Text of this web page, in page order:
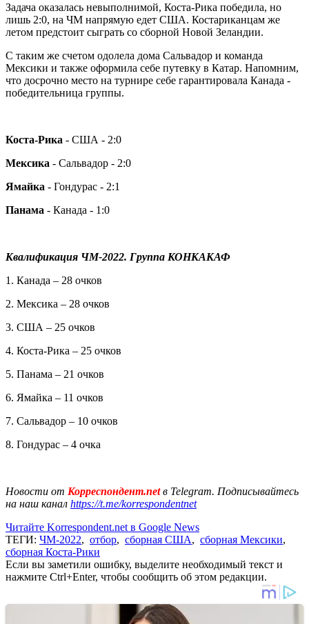
Задача оказалась невыполнимой, Коста-Рика победила, но
лишь 2:0, на ЧМ напрямую едет США. Костариканцам же
летом предстоит сыграть со сборной Новой Зеландии.
С таким же счетом одолела дома Сальвадор и команда
Мексики и также оформила себе путевку в Катар. Напомним,
что досрочно место на турнире себе гарантировала Канада -
победительница группы.
Коста-Рика - США - 2:0
Мексика - Сальвадор - 2:0
Ямайка - Гондурас - 2:1
Панама - Канада - 1:0
Квалификация ЧМ-2022. Группа КОНКАКАФ
1. Канада – 28 очков
2. Мексика – 28 очков
3. США – 25 очков
4. Коста-Рика – 25 очков
5. Панама – 21 очков
6. Ямайка – 11 очков
7. Сальвадор – 10 очков
8. Гондурас – 4 очка
Новости от Корреспондент.netв Telegram. Подписывайтесь
на наш канал https://t.me/korrespondentnet
Читайте Korrespondent.net в Google News
ТЕГИ: ЧМ-2022, отбор, сборная США, сборная Мексики,
сборная Коста-Рики
Если вы заметили ошибку, выделите необходимый текст и
нажмите Ctrl+Enter, чтобы сообщить об этом редакции.